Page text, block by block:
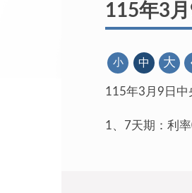
115年3
小 中 大
115年3月9日中
1、7天期：利率